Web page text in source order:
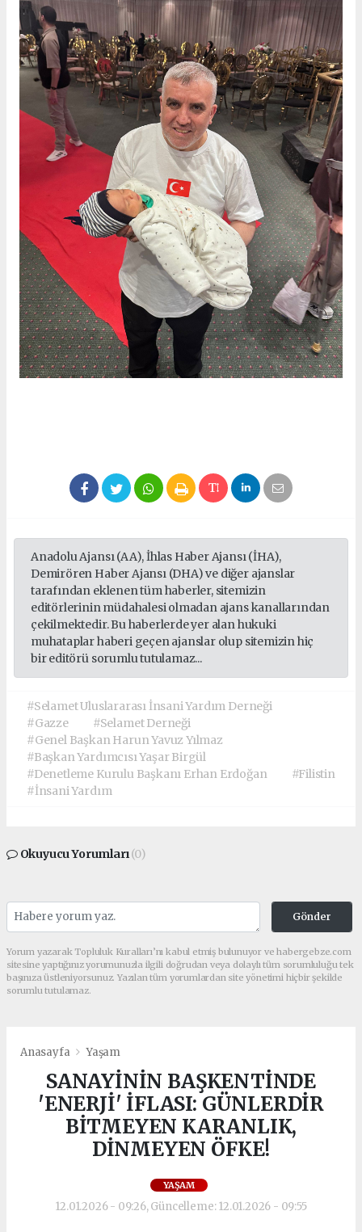
Anadolu Ajansı (AA), İhlas Haber Ajansı (İHA),
Demirören Haber Ajansı (DHA) ve diğer ajanslar
tarafından eklenen tüm haberler, sitemizin
editörlerinin müdahalesi olmadan ajans kanallarından
çekilmektedir. Bu haberlerde yer alan hukuki
muhataplar haberi geçen ajanslar olup sitemizin hiç
bir editörü sorumlu tutulamaz...
#Selamet Uluslararası İnsani Yardım Derneği
#Gazze
#Selamet Derneği
#Genel Başkan Harun Yavuz Yılmaz
#Başkan Yardımcısı Yaşar Birgül
#Denetleme Kurulu Başkanı Erhan Erdoğan
#Filistin
#İnsani Yardım
Okuyucu Yorumları(0)
Gönder
Yorum yazarak Topluluk Kuralları’nı kabul etmiş bulunuyor ve habergebze.com
sitesine yaptığınız yorumunuzla ilgili doğrudan veya dolaylı tüm sorumluluğu tek
başınıza üstleniyorsunuz. Yazılan tüm yorumlardan site yönetimi hiçbir şekilde
sorumlu tutulamaz.
Anasayfa Yaşam
SANAYİNİN BAŞKENTİNDE
'ENERJİ' İFLASI: GÜNLERDİR
BİTMEYEN KARANLIK,
DİNMEYEN ÖFKE!
YAŞAM
12.01.2026 - 09:26, Güncelleme: 12.01.2026 - 09:55